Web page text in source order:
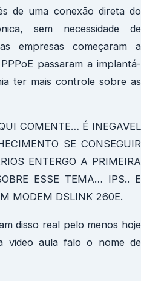
de uma conexão direta do
sem necessidade de
empresas começaram a
passaram a implantá-
ter mais controle sobre as
COMENTE… É INEGAVEL
SE CONSEGUIR
ENTERGO A PRIMEIRA
ESSE TEMA… IPS.. E
MODEM DSLINK 260E.
disso real pelo menos hoje
video aula falo o nome de